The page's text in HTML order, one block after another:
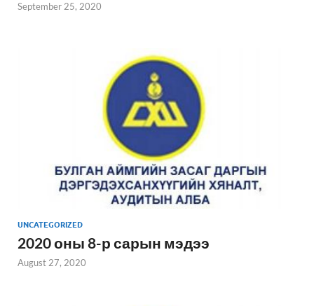
September 25, 2020
UNCATEGORIZED
2020 оны 8-р сарын мэдээ
August 27, 2020